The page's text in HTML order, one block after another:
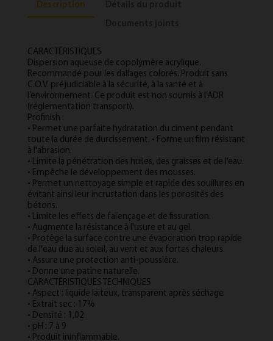
Description
CARACTÉRISTIQUES
Dispersion aqueuse de copolymère acrylique.
Recommandé pour les dallages colorés. Produit sans
C.O.V. préjudiciable à la sécurité, à la santé et à
l’environnement. Ce produit est non soumis à l’ADR
(réglementation transport).
Profinish :
• Permet une parfaite hydratation du ciment pendant
toute la durée de durcissement. • Forme un film résistant
à l'abrasion.
• Limite la pénétration des huiles, des graisses et de l’eau.
• Empêche le développement des mousses.
• Permet un nettoyage simple et rapide des souillures en
évitant ainsi leur incrustation dans les porosités des
bétons.
• Limite les effets de faïençage et de fissuration.
• Augmente la résistance à l'usure et au gel.
• Protège la surface contre une évaporation trop rapide
de l'eau due au soleil, au vent et aux fortes chaleurs.
• Assure une protection anti-poussière.
• Donne une patine naturelle.
CARACTÉRISTIQUES TECHNIQUES
• Aspect : liquide laiteux, transparent après séchage
• Extrait sec : 17%
• Densité : 1,02
• pH : 7 à 9
• Produit ininflammable.